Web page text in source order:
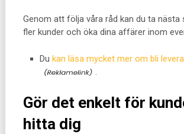
Genom att följa våra råd kan du ta
fler kunder och öka dina affärer inom
Dukan läsa mycket mer om bli
Gör det enkelt för
hitta dig